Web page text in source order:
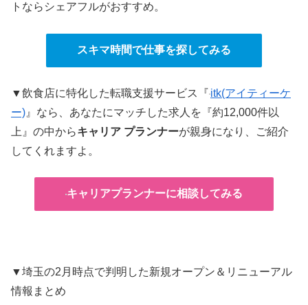
トならシェアフルがおすすめ。
スキマ時間で仕事を探してみる
▼飲食店に特化した転職支援サービス『 itk(アイティーケ
ー) 』なら、あなたにマッチした求人を『約12,000件以
上』の中からキャリア プランナーが親身になり、ご紹介
してくれますよ。
キャリアプランナーに相談してみる
▼埼玉の2月時点で判明した新規オープン＆リニューアル
情報まとめ